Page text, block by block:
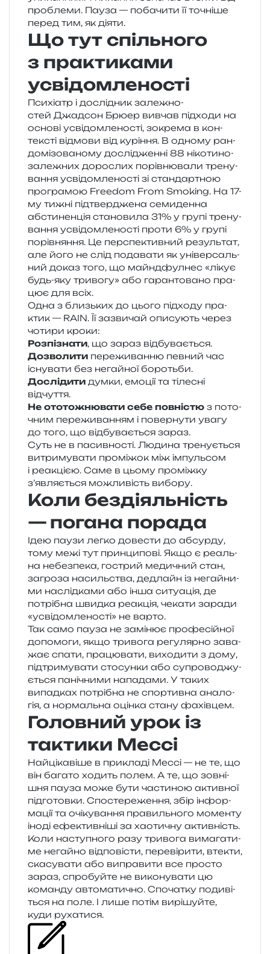
про­бле­ми. Пауза — поба­чи­ти її точні­ше
перед тим, як діяти.
Що тут спільного
з практиками
усвідомленості
Психіатр і дослі­дник зале­жно­
стей Джадсон Брюер вивчав під­хо­ди на
осно­ві усві­дом­ле­но­сті, зокре­ма в кон­
текс­ті від­мо­ви від курі­н­ня. В одно­му ран­
до­мі­зо­ва­но­му дослі­джен­ні 88 ніко­ти­но­
за­ле­жних доро­слих порів­ню­ва­ли тре­ну­
ва­н­ня усві­дом­ле­но­сті зі стан­дар­тною
про­гра­мою Freedom From Smoking. На 17-
му тижні під­твер­дже­на семи­ден­на
абсти­нен­ція ста­но­ви­ла 31% у групі тре­ну­
ва­н­ня усві­дом­ле­но­сті проти 6% у групі
порів­ня­н­ня. Це пер­спе­ктив­ний резуль­тат,
але його не слід пода­ва­ти як уні­вер­саль­
ний доказ того, що майнд­фул­нес «лікує
будь-яку три­во­гу» або гаран­то­ва­но пра­
цює для всіх.
Одна з близь­ких до цього під­хо­ду пра­
ктик — RAIN. Її зазви­чай опи­су­ють через
чоти­ри кроки:
Розпізнати, що зараз відбувається.
Дозволити пере­жи­ван­ню пев­ний час
існу­ва­ти без негай­ної боротьби.
Дослідити думки, емо­ції та тіле­сні
відчуття.
Не ото­то­жню­ва­ти себе пов­ні­стю з пото­
чним пере­жи­ва­н­ням і повер­ну­ти увагу
до того, що від­бу­ва­є­ться зараз.
Суть не в пасив­но­сті. Людина тре­ну­є­ться
витри­му­ва­ти про­мі­жок між імпуль­сом
і реа­кці­єю. Саме в цьому про­між­ку
з’являється можли­вість вибору.
Коли бездіяльність
— погана порада
Ідею паузи легко дове­сти до абсур­ду,
тому межі тут прин­ци­по­ві. Якщо є реаль­
на небез­пе­ка, гострий меди­чний стан,
загро­за насиль­ства, дедлайн із негай­ни­
ми наслід­ка­ми або інша ситу­а­ція, де
потрі­бна швид­ка реа­кція, чека­ти зара­ди
«усві­дом­ле­но­сті» не варто.
Так само пауза не замі­нює про­фе­сій­ної
допо­мо­ги, якщо три­во­га регу­ляр­но зава­
жає спати, пра­цю­ва­ти, вихо­ди­ти з дому,
під­три­му­ва­ти сто­сун­ки або супро­во­джу­
є­ться пані­чни­ми напа­да­ми. У таких
випад­ках потрі­бна не спор­тив­на ана­ло­
гія, а нор­маль­на оцін­ка стану фахівцем.
Головний урок із
тактики Мессі
Найцікавіше в при­кла­ді Мессі — не те, що
він бага­то ходить полем. А те, що зов­ні­
шня пауза може бути части­ною актив­ної
під­го­тов­ки. Спостереження, збір інфор­
ма­ції та очі­ку­ва­н­ня пра­виль­но­го момен­ту
іноді ефе­ктив­ні­ші за хао­ти­чну активність.
Коли насту­пно­го разу три­во­га вима­га­ти­
ме негай­но від­по­ві­сти, пере­ві­ри­ти, вте­кти,
ска­су­ва­ти або випра­ви­ти все про­сто
зараз, спро­буй­те не вико­ну­ва­ти цю
коман­ду авто­ма­ти­чно. Спочатку поди­ві­
ться на поле. І лише потім вирі­шуй­те,
куди рухатися.